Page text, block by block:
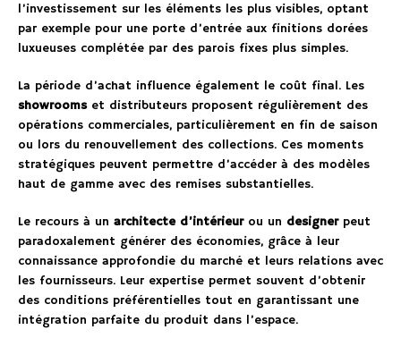
l’investissement sur les éléments les plus visibles, optant
par exemple pour une porte d’entrée aux finitions dorées
luxueuses complétée par des parois fixes plus simples.
La période d’achat influence également le coût final. Les
showroomset distributeurs proposent régulièrement des
opérations commerciales, particulièrement en fin de saison
ou lors du renouvellement des collections. Ces moments
stratégiques peuvent permettre d’accéder à des modèles
haut de gamme avec des remises substantielles.
Le recours à un architecte d’intérieurou un designerpeut
paradoxalement générer des économies, grâce à leur
connaissance approfondie du marché et leurs relations avec
les fournisseurs. Leur expertise permet souvent d’obtenir
des conditions préférentielles tout en garantissant une
intégration parfaite du produit dans l’espace.